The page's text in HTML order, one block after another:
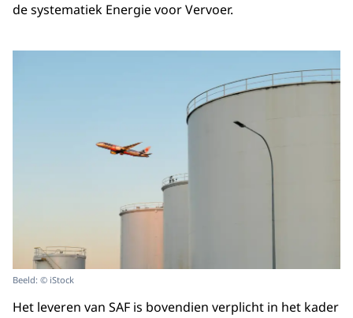
de systematiek Energie voor Vervoer.
Beeld: © iStock
Het leveren van SAF is bovendien verplicht in het kader